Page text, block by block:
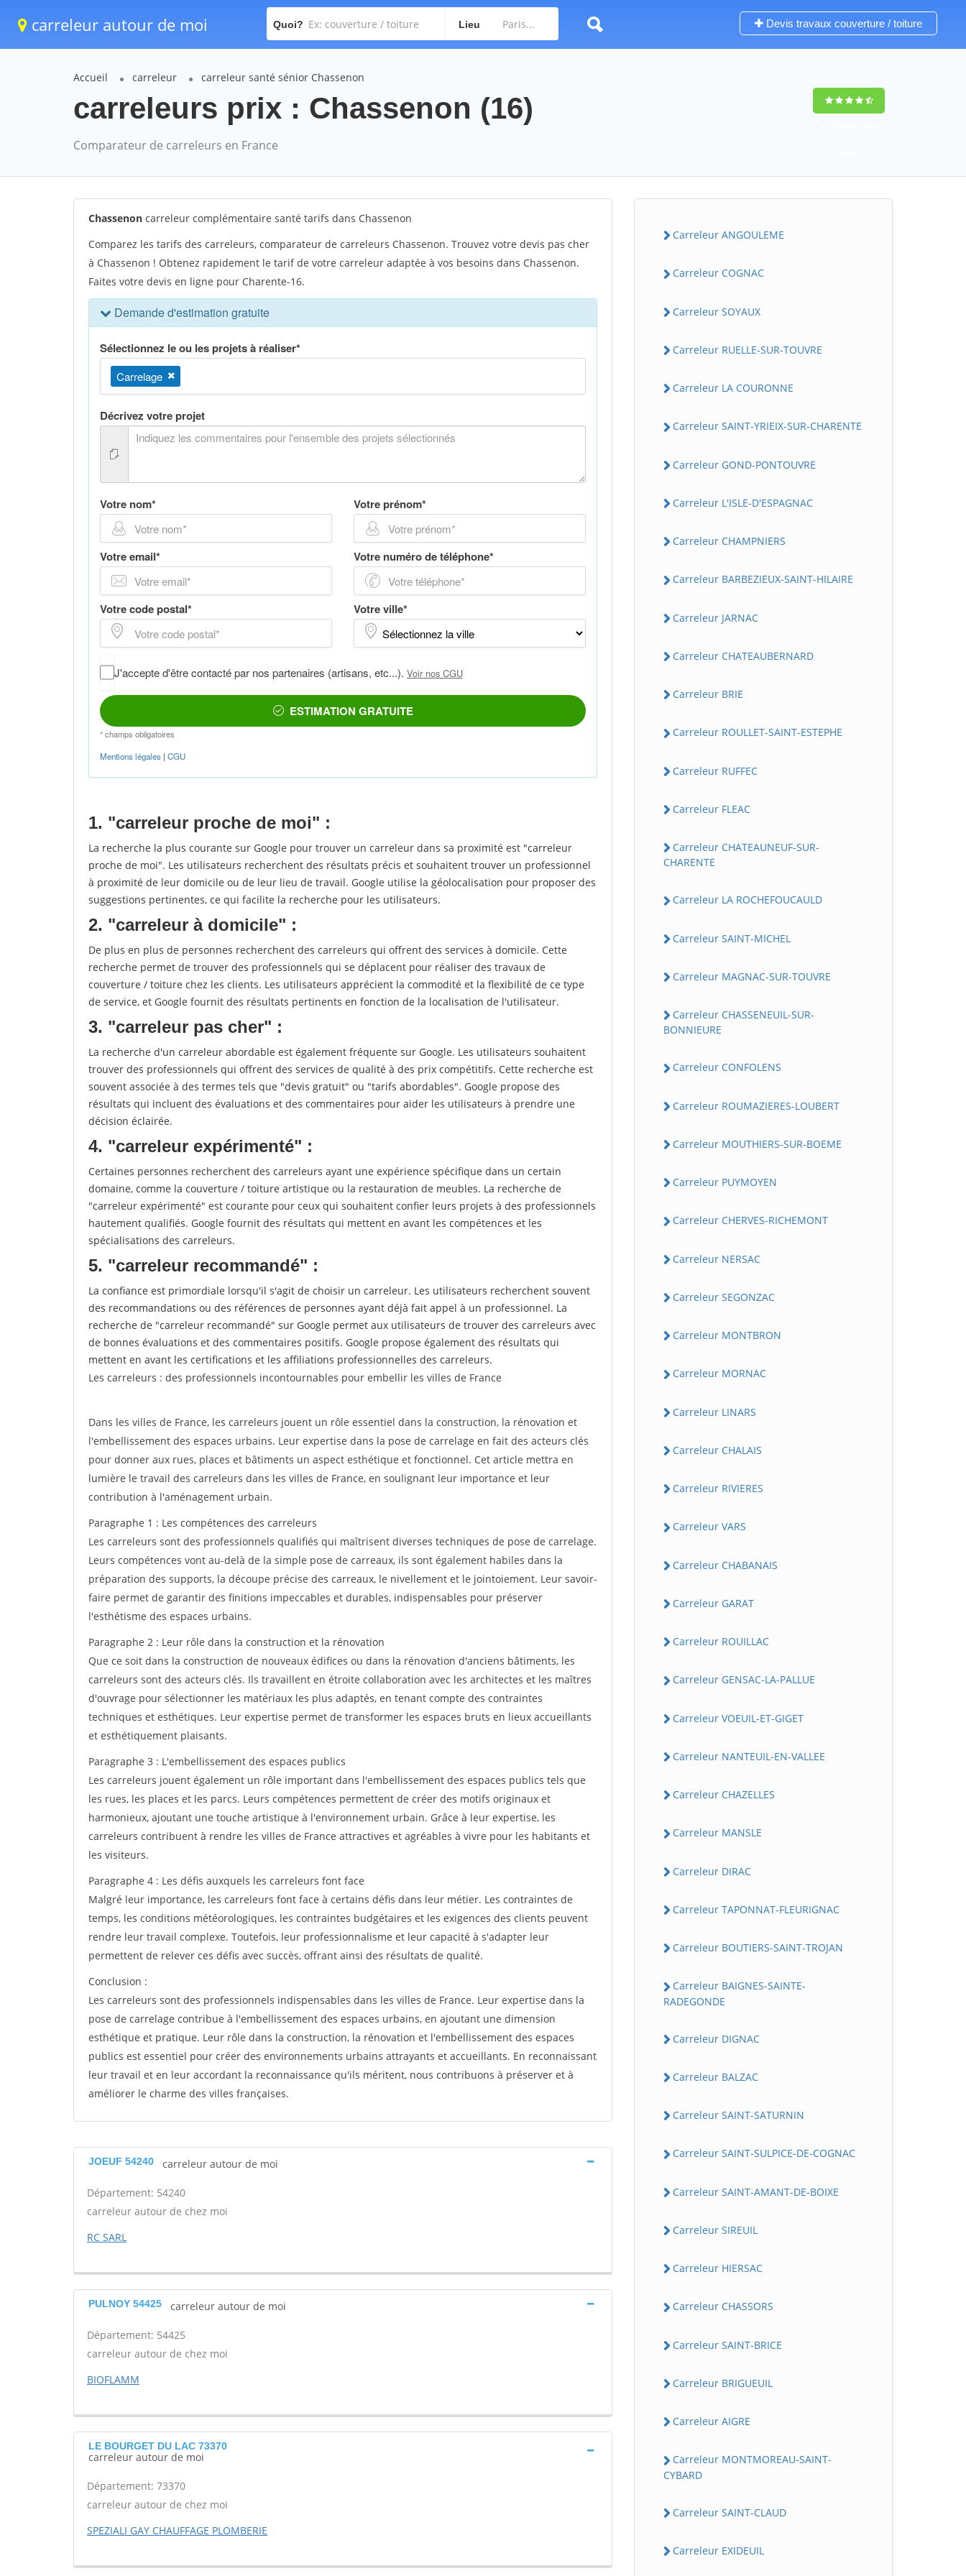
carreleur autour de moi Quoi? Lieu Devis travaux couverture / toiture
Accueil carreleur carreleur santé sénior Chassenon
carreleurs prix : Chassenon (16)
Comparateur de carreleurs en France
Chassenon carreleur complémentaire santé tarifs dans Chassenon
Comparez les tarifs des carreleurs, comparateur de carreleurs Chassenon. Trouvez votre devis pas cher
à Chassenon ! Obtenez rapidement le tarif de votre carreleur adaptée à vos besoins dans Chassenon.
Faites votre devis en ligne pour Charente-16.
1. "carreleur proche de moi" :
La recherche la plus courante sur Google pour trouver un carreleur dans sa proximité est "carreleur
proche de moi". Les utilisateurs recherchent des résultats précis et souhaitent trouver un professionnel
à proximité de leur domicile ou de leur lieu de travail. Google utilise la géolocalisation pour proposer des
suggestions pertinentes, ce qui facilite la recherche pour les utilisateurs.
2. "carreleur à domicile" :
De plus en plus de personnes recherchent des carreleurs qui offrent des services à domicile. Cette
recherche permet de trouver des professionnels qui se déplacent pour réaliser des travaux de
couverture / toiture chez les clients. Les utilisateurs apprécient la commodité et la flexibilité de ce type
de service, et Google fournit des résultats pertinents en fonction de la localisation de l'utilisateur.
3. "carreleur pas cher" :
La recherche d'un carreleur abordable est également fréquente sur Google. Les utilisateurs souhaitent
trouver des professionnels qui offrent des services de qualité à des prix compétitifs. Cette recherche est
souvent associée à des termes tels que "devis gratuit" ou "tarifs abordables". Google propose des
résultats qui incluent des évaluations et des commentaires pour aider les utilisateurs à prendre une
décision éclairée.
4. "carreleur expérimenté" :
Certaines personnes recherchent des carreleurs ayant une expérience spécifique dans un certain
domaine, comme la couverture / toiture artistique ou la restauration de meubles. La recherche de
"carreleur expérimenté" est courante pour ceux qui souhaitent confier leurs projets à des professionnels
hautement qualifiés. Google fournit des résultats qui mettent en avant les compétences et les
spécialisations des carreleurs.
5. "carreleur recommandé" :
La confiance est primordiale lorsqu'il s'agit de choisir un carreleur. Les utilisateurs recherchent souvent
des recommandations ou des références de personnes ayant déjà fait appel à un professionnel. La
recherche de "carreleur recommandé" sur Google permet aux utilisateurs de trouver des carreleurs avec
de bonnes évaluations et des commentaires positifs. Google propose également des résultats qui
mettent en avant les certifications et les affiliations professionnelles des carreleurs.
Les carreleurs : des professionnels incontournables pour embellir les villes de France
Dans les villes de France, les carreleurs jouent un rôle essentiel dans la construction, la rénovation et
l'embellissement des espaces urbains. Leur expertise dans la pose de carrelage en fait des acteurs clés
pour donner aux rues, places et bâtiments un aspect esthétique et fonctionnel. Cet article mettra en
lumière le travail des carreleurs dans les villes de France, en soulignant leur importance et leur
contribution à l'aménagement urbain.
Paragraphe 1 : Les compétences des carreleurs
Les carreleurs sont des professionnels qualifiés qui maîtrisent diverses techniques de pose de carrelage.
Leurs compétences vont au-delà de la simple pose de carreaux, ils sont également habiles dans la
préparation des supports, la découpe précise des carreaux, le nivellement et le jointoiement. Leur savoir-
faire permet de garantir des finitions impeccables et durables, indispensables pour préserver
l'esthétisme des espaces urbains.
Paragraphe 2 : Leur rôle dans la construction et la rénovation
Que ce soit dans la construction de nouveaux édifices ou dans la rénovation d'anciens bâtiments, les
carreleurs sont des acteurs clés. Ils travaillent en étroite collaboration avec les architectes et les maîtres
d'ouvrage pour sélectionner les matériaux les plus adaptés, en tenant compte des contraintes
techniques et esthétiques. Leur expertise permet de transformer les espaces bruts en lieux accueillants
et esthétiquement plaisants.
Paragraphe 3 : L'embellissement des espaces publics
Les carreleurs jouent également un rôle important dans l'embellissement des espaces publics tels que
les rues, les places et les parcs. Leurs compétences permettent de créer des motifs originaux et
harmonieux, ajoutant une touche artistique à l'environnement urbain. Grâce à leur expertise, les
carreleurs contribuent à rendre les villes de France attractives et agréables à vivre pour les habitants et
les visiteurs.
Paragraphe 4 : Les défis auxquels les carreleurs font face
Malgré leur importance, les carreleurs font face à certains défis dans leur métier. Les contraintes de
temps, les conditions météorologiques, les contraintes budgétaires et les exigences des clients peuvent
rendre leur travail complexe. Toutefois, leur professionnalisme et leur capacité à s'adapter leur
permettent de relever ces défis avec succès, offrant ainsi des résultats de qualité.
Conclusion :
Les carreleurs sont des professionnels indispensables dans les villes de France. Leur expertise dans la
pose de carrelage contribue à l'embellissement des espaces urbains, en ajoutant une dimension
esthétique et pratique. Leur rôle dans la construction, la rénovation et l'embellissement des espaces
publics est essentiel pour créer des environnements urbains attrayants et accueillants. En reconnaissant
leur travail et en leur accordant la reconnaissance qu'ils méritent, nous contribuons à préserver et à
améliorer le charme des villes françaises.
JOEUF 54240 carreleur autour de moi
Département: 54240
carreleur autour de chez moi
RC SARL
PULNOY 54425 carreleur autour de moi
Département: 54425
carreleur autour de chez moi
BIOFLAMM
LE BOURGET DU LAC 73370
carreleur autour de moi
Département: 73370
carreleur autour de chez moi
SPEZIALI GAY CHAUFFAGE PLOMBERIE
Carreleur ANGOULEME
Carreleur COGNAC
Carreleur SOYAUX
Carreleur RUELLE-SUR-TOUVRE
Carreleur LA COURONNE
Carreleur SAINT-YRIEIX-SUR-CHARENTE
Carreleur GOND-PONTOUVRE
Carreleur L'ISLE-D'ESPAGNAC
Carreleur CHAMPNIERS
Carreleur BARBEZIEUX-SAINT-HILAIRE
Carreleur JARNAC
Carreleur CHATEAUBERNARD
Carreleur BRIE
Carreleur ROULLET-SAINT-ESTEPHE
Carreleur RUFFEC
Carreleur FLEAC
Carreleur CHATEAUNEUF-SUR-
CHARENTE
Carreleur LA ROCHEFOUCAULD
Carreleur SAINT-MICHEL
Carreleur MAGNAC-SUR-TOUVRE
Carreleur CHASSENEUIL-SUR-
BONNIEURE
Carreleur CONFOLENS
Carreleur ROUMAZIERES-LOUBERT
Carreleur MOUTHIERS-SUR-BOEME
Carreleur PUYMOYEN
Carreleur CHERVES-RICHEMONT
Carreleur NERSAC
Carreleur SEGONZAC
Carreleur MONTBRON
Carreleur MORNAC
Carreleur LINARS
Carreleur CHALAIS
Carreleur RIVIERES
Carreleur VARS
Carreleur CHABANAIS
Carreleur GARAT
Carreleur ROUILLAC
Carreleur GENSAC-LA-PALLUE
Carreleur VOEUIL-ET-GIGET
Carreleur NANTEUIL-EN-VALLEE
Carreleur CHAZELLES
Carreleur MANSLE
Carreleur DIRAC
Carreleur TAPONNAT-FLEURIGNAC
Carreleur BOUTIERS-SAINT-TROJAN
Carreleur BAIGNES-SAINTE-
RADEGONDE
Carreleur DIGNAC
Carreleur BALZAC
Carreleur SAINT-SATURNIN
Carreleur SAINT-SULPICE-DE-COGNAC
Carreleur SAINT-AMANT-DE-BOIXE
Carreleur SIREUIL
Carreleur HIERSAC
Carreleur CHASSORS
Carreleur SAINT-BRICE
Carreleur BRIGUEUIL
Carreleur AIGRE
Carreleur MONTMOREAU-SAINT-
CYBARD
Carreleur SAINT-CLAUD
Carreleur EXIDEUIL